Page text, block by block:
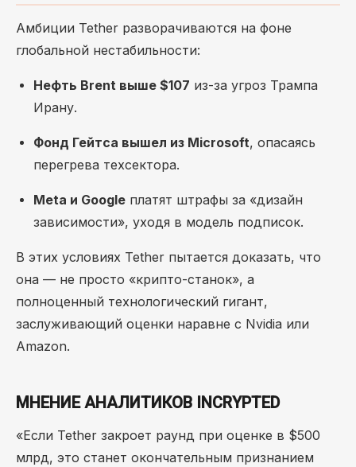
Амбиции Tether разворачиваются на фоне
глобальной нестабильности:
Нефть Brent выше $107 из-за угроз Трампа
Ирану.
Фонд Гейтса вышел из Microsoft, опасаясь
перегрева техсектора.
Meta и Google платят штрафы за «дизайн
зависимости», уходя в модель подписок.
В этих условиях Tether пытается доказать, что
она — не просто «крипто-станок», а
полноценный технологический гигант,
заслуживающий оценки наравне с Nvidia или
Amazon.
МНЕНИЕ АНАЛИТИКОВ INCRYPTED
«Если Tether закроет раунд при оценке в $500
млрд, это станет окончательным признанием